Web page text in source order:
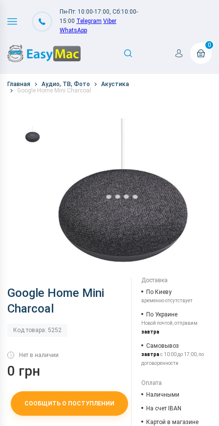
Пн-Пт: 10:00-17:00, Сб:10:00-
15:00 Telegram Viber
WhatsApp
0
Главная Аудио, ТВ, Фото
Акустика
Google Home Mini Charcoal
Google Home Mini
Charcoal
Код товара: 5252
Нет в наличии
0 грн
СООБЩИТЬ О ПОСТУПЛЕНИИ
Доставка
По Киеву
временно отсутствует
По Украине
Новой почтой, отправим
завтра
Самовывоз
завтрас 10:00 до 17:00, по
договоренности
Оплата
Наличными
На счет IBAN
Картой в магазине